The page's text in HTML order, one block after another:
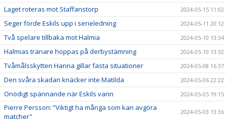
Laget roteras mot Staffanstorp 2024-05-15 11:02
Seger förde Eskils upp i serieledning 2024-05-11 20:12
Två spelare tillbaka mot Halmia 2024-05-10 13:34
Halmias tränare hoppas på derbystämning 2024-05-10 13:32
Tvåmålsskytten Hanna gillar fasta situationer 2024-05-08 16:37
Den svåra skadan knäcker inte Matilda 2024-05-06 22:22
Onödigt spännande när Eskils vann 2024-05-05 19:15
Pierre Persson: ”Viktigt ha många som kan avgöra
matcher"
2024-05-03 13:36